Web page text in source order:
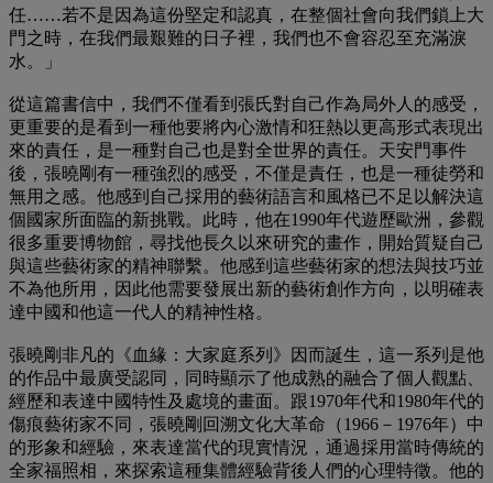
任……若不是因為這份堅定和認真，在整個社會向我們鎖上大
門之時，在我們最艱難的日子裡，我們也不會容忍至充滿淚
水。」
從這篇書信中，我們不僅看到張氏對自己作為局外人的感受，
更重要的是看到一種他要將內心激情和狂熱以更高形式表現出
來的責任，是一種對自己也是對全世界的責任。天安門事件
後，張曉剛有一種強烈的感受，不僅是責任，也是一種徒勞和
無用之感。他感到自己採用的藝術語言和風格已不足以解決這
個國家所面臨的新挑戰。此時，他在1990年代遊歷歐洲，參觀
很多重要博物館，尋找他長久以來研究的畫作，開始質疑自己
與這些藝術家的精神聯繫。他感到這些藝術家的想法與技巧並
不為他所用，因此他需要發展出新的藝術創作方向，以明確表
達中國和他這一代人的精神性格。
張曉剛非凡的《血緣：大家庭系列》因而誕生，這一系列是他
的作品中最廣受認同，同時顯示了他成熟的融合了個人觀點、
經歷和表達中國特性及處境的畫面。跟1970年代和1980年代的
傷痕藝術家不同，張曉剛回溯文化大革命（1966－1976年）中
的形象和經驗，來表達當代的現實情況，通過採用當時傳統的
全家福照相，來探索這種集體經驗背後人們的心理特徵。他的